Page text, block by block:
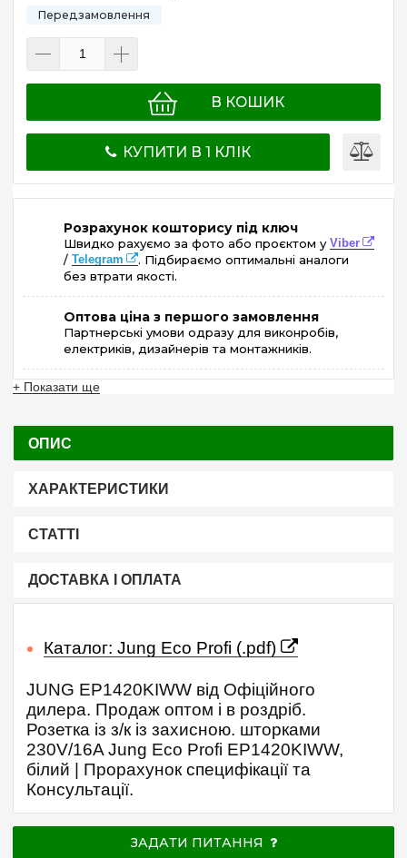
В КОШИК
КУПИТИ В 1 КЛІК
Розрахунок кошторису під ключ
Швидко рахуємо за фото або проєктом у Viber
/ Telegram
. Підбираємо оптимальні аналоги
без втрати якості.
Оптова ціна з першого замовлення
Партнерські умови одразу для виконробів,
електриків, дизайнерів та монтажників.
+ Показати ще
ОПИС
ХАРАКТЕРИСТИКИ
СТАТТІ
ДОСТАВКА І ОПЛАТА
Каталог: Jung Eco Profi (.pdf)
JUNG EP1420KIWW від Офіційного
дилера. Продаж оптом і в роздріб.
Розетка із з/к із захисною. шторками
230V/16A Jung Eco Profi EP1420KIWW,
білий | Прорахунок специфікації та
Консультації.
ЗАДАТИ ПИТАННЯ